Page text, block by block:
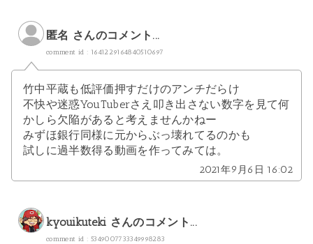
匿名 さんのコメント...
comment id : 1641229164840510697
竹中平蔵も低評価押すだけのアンチだらけ
不快や迷惑YouTuberさえ叩き出さない数字を見て何
かしら欠陥があると考えませんかねー
みずほ銀行同様に元からぶっ壊れてるのかも
試しに過半数得る動画を作ってみては。
2021年9月6日 16:02
kyouikuteki さんのコメント...
comment id : 5349007733349998283